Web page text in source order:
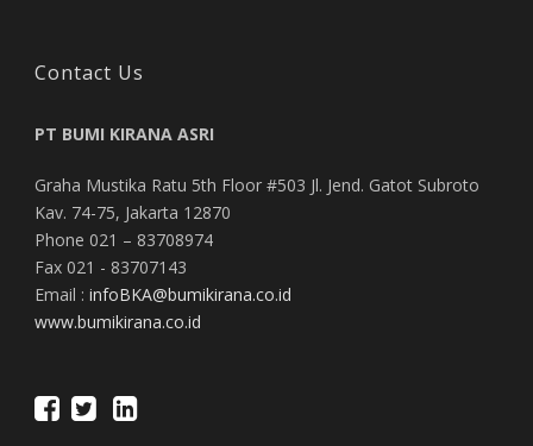
Contact Us
PT BUMI KIRANA ASRI
Graha Mustika Ratu 5th Floor #503 Jl. Jend. Gatot Subroto
Kav. 74-75, Jakarta 12870
Phone 021 – 83708974
Fax 021 - 83707143
Email : infoBKA@bumikirana.co.id
www.bumikirana.co.id